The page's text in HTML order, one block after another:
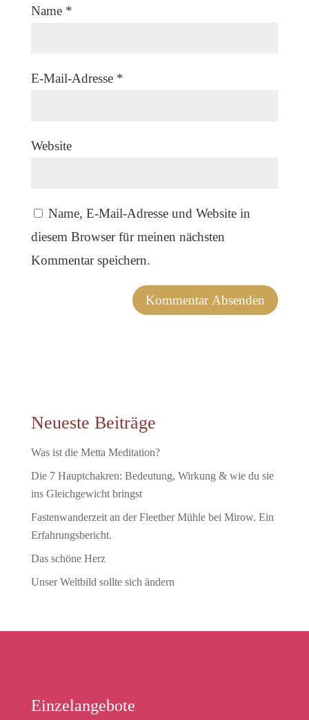
Name *
E-Mail-Adresse *
Website
Name, E-Mail-Adresse und Website in
diesem Browser für meinen nächsten
Kommentar speichern.
Neueste Beiträge
Was ist die Metta Meditation?
Die 7 Hauptchakren: Bedeutung, Wirkung & wie du sie
ins Gleichgewicht bringst
Fastenwanderzeit an der Fleether Mühle bei Mirow. Ein
Erfahrungsbericht.
Das schöne Herz
Unser Weltbild sollte sich ändern
Einzelangebote